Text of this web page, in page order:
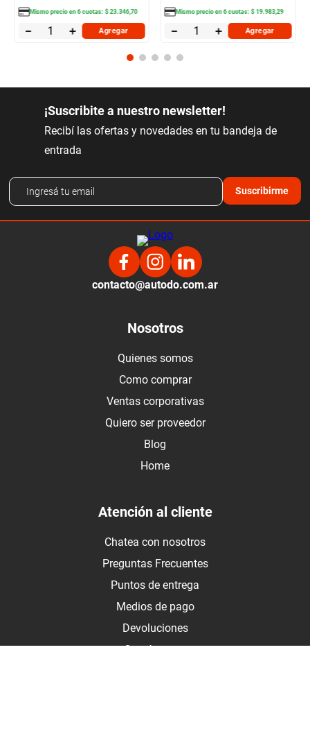
Mismo precio en6cuotas:$ 23.346,70
＋
－ Agregar
Mismo precio en6cuotas:$ 19.983,29
＋
－ Agregar
¡Suscribite a nuestro newsletter!
Recibí las ofertas y novedades en tu bandeja de
entrada
Suscribirme
contacto@autodo.com.ar
Nosotros
Quienes somos
Como comprar
Ventas corporativas
Quiero ser proveedor
Blog
Home
Atención al cliente
Chatea con nosotros
Preguntas Frecuentes
Puntos de entrega
Medios de pago
Devoluciones
Contáctanos